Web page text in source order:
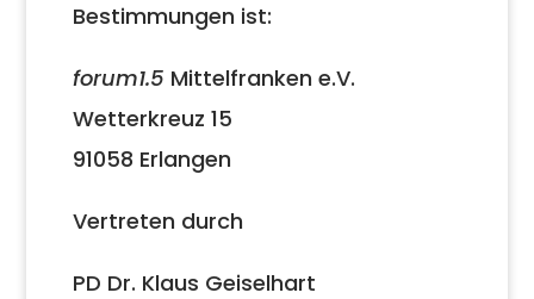
Bestimmungen ist:
forum1.5 Mittelfranken e.V.
Wetterkreuz 15
91058 Erlangen
Vertreten durch
PD Dr. Klaus Geiselhart